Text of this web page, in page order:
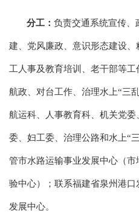
分工： 负责交通系统宣传、
建、党风廉政、意识形态建设
工人事及教育培训、老干部等
航政、对台工作、治理水上“三
航运科、人事教育科、机关党
委、妇工委、治理公路和水上“
管市水路运输事业发展中心（
验中心）；联系福建省泉州港
发展中心。